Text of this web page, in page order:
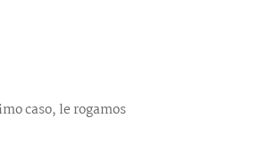
caso, le rogamos